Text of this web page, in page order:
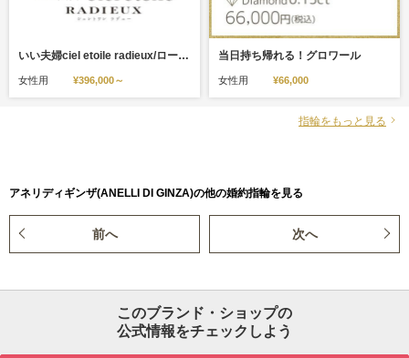
いい夫婦ciel etoile radieux/ローズ ピンクダイヤメレ
女性用 ¥396,000～
当日持ち帰れる！グロワール
女性用 ¥66,000
指輪をもっと見る
アネリディギンザ(ANELLI DI GINZA)の他の婚約指輪を見る
前へ 次へ
このブランド・ショップの
公式情報をチェックしよう